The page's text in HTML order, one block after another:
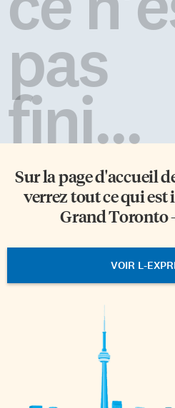
pas
fini...
Sur la page d'accueil
verrez tout ce qui
Grand Toronto
VOIR L-